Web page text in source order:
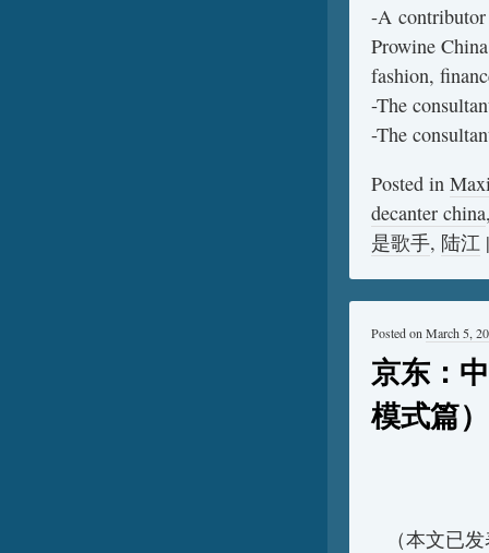
-A contributor
Prowine
fashion,
-The
-The
Posted in
decanter china
是歌手, 陆江
京东：
模式篇）
Posted on March 5,
（本文已